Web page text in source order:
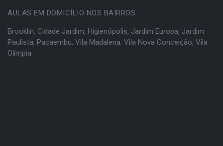
AULAS EM DOMICÍLIO NOS BAIRROS
Brooklin, Cidade Jardim, Higienópolis, Jardim Europa, Jardim
Paulista, Pacaembu, Vila Madalena, Vila Nova Conceição, Vila
Olímpia